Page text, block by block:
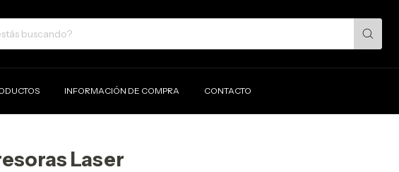
INFORMACIÓN DE COMPRA CONTACTO
Laser